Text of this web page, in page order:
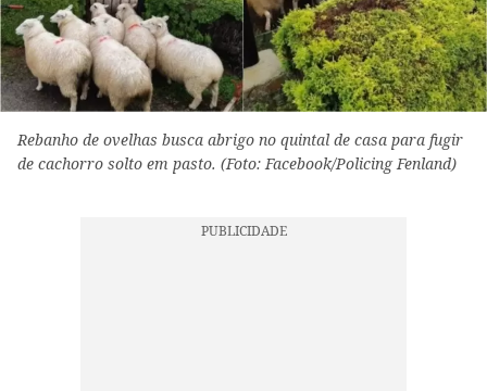
Rebanho de ovelhas busca abrigo no quintal de casa para fugir
de cachorro solto em pasto. (Foto: Facebook/Policing Fenland)